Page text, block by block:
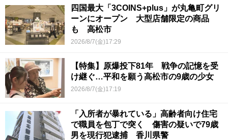
四国最大「3COINS+plus」が丸亀町グリ
ーンにオープン 大型店舗限定の商品
も 高松市
2026/8/7(金)17:29
【特集】原爆投下81年 戦争の記憶を受
け継ぐ…平和を願う高松市の9歳の少女
2026/8/7(金)17:19
「入所者が暴れている」高齢者向け住宅
で職員を包丁で突く 傷害の疑いで79歳
男を現行犯逮捕 香川県警